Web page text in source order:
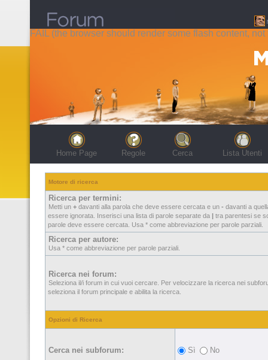
FAIL (the browser should render some flash content, not
Home Page Regole Cerca Lista Utenti
Motore di ricerca
Ricerca per termini:
Metti un + davanti alla parola che deve essere cercata e un - davanti a
essere ignorata. Inserisci una lista di parole separate da | tra parentesi se
parole deve essere cercata. Usa * come abbreviazione per parole parziali.
Ricerca per autore:
Usa * come abbreviazione per parole parziali.
Ricerca nei forum:
Seleziona il/i forum in cui vuoi cercare. Per velocizzare la ricerca nei
seleziona il forum principale e abilita la ricerca.
Opzioni di Ricerca
Cerca nei subforum: Sì No